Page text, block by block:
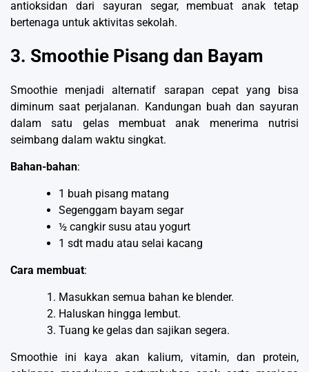
antioksidan dari sayuran segar, membuat anak tetap
bertenaga untuk aktivitas sekolah.
3. Smoothie Pisang dan Bayam
Smoothie menjadi alternatif sarapan cepat yang bisa
diminum saat perjalanan. Kandungan buah dan sayuran
dalam satu gelas membuat anak menerima nutrisi
seimbang dalam waktu singkat.
Bahan-bahan:
1 buah pisang matang
Segenggam bayam segar
½ cangkir susu atau yogurt
1 sdt madu atau selai kacang
Cara membuat:
Masukkan semua bahan ke blender.
Haluskan hingga lembut.
Tuang ke gelas dan sajikan segera.
Smoothie ini kaya akan kalium, vitamin, dan protein,